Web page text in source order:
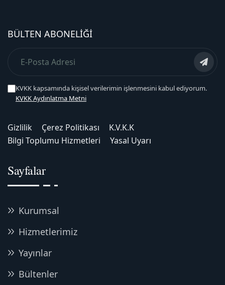
BÜLTEN ABONELIĞI
KVKK kapsamında kişisel verilerimin işlenmesini kabul ediyorum.
KVKK Aydınlatma Metni
Gizlilik Çerez Politikası
K.V.K.K
Bilgi Toplumu Hizmetleri
Yasal Uyarı
Sayfalar
Kurumsal
Hizmetlerimiz
Yayınlar
Bültenler